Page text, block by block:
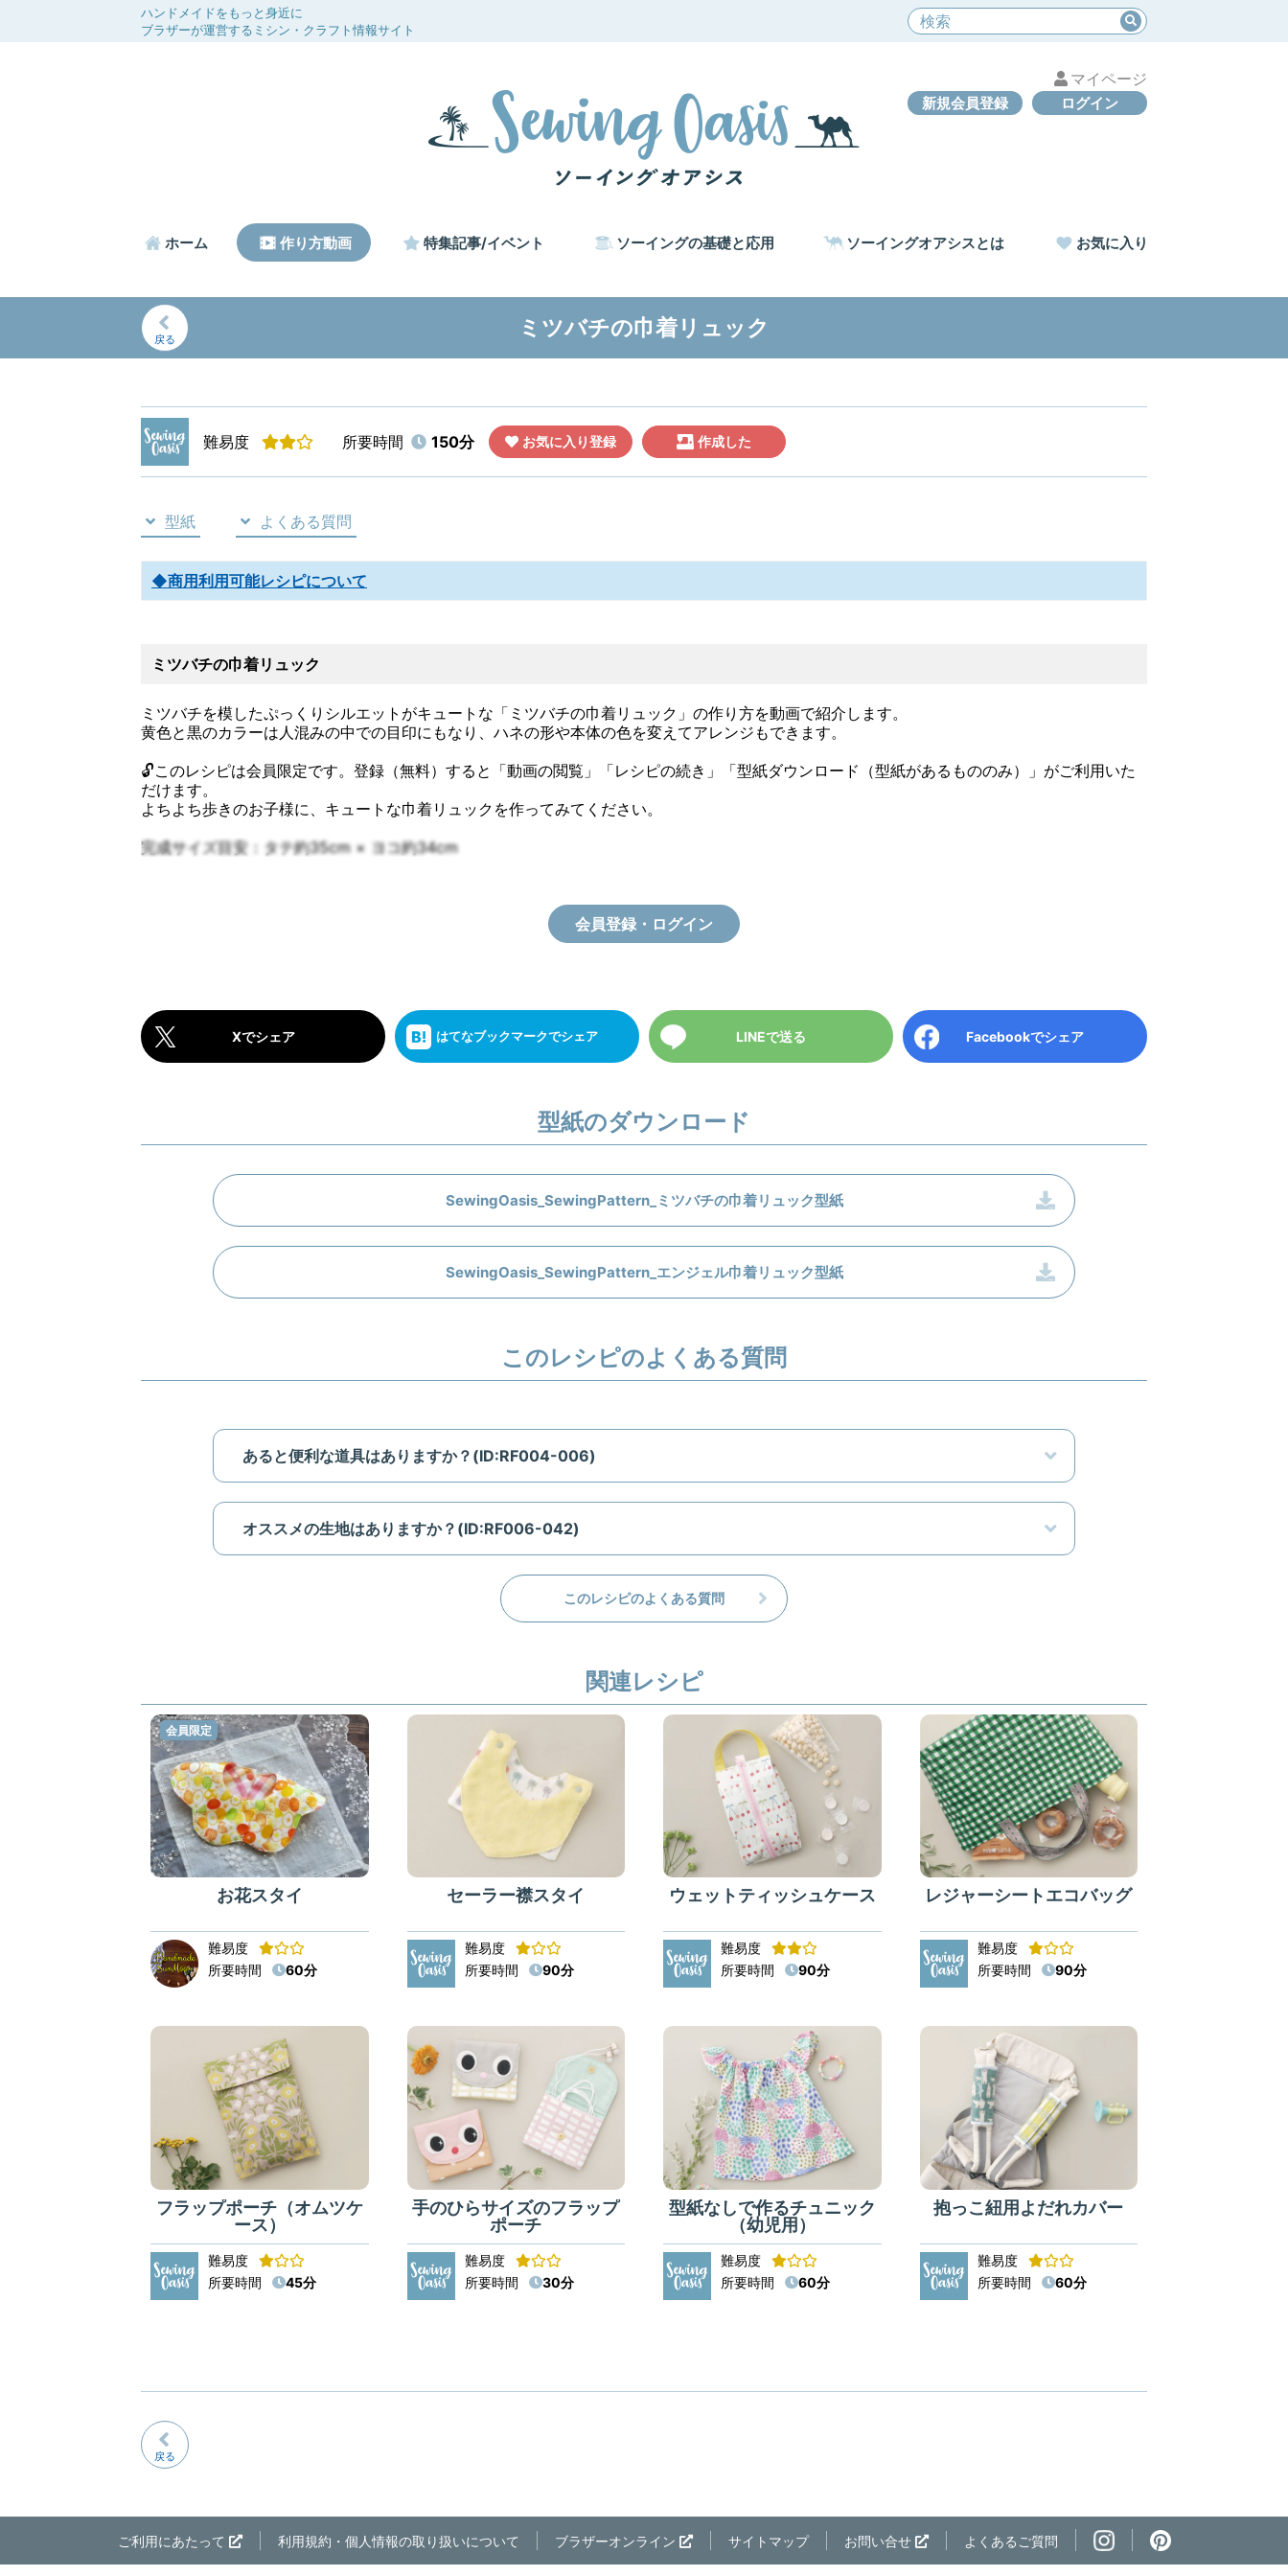
ハンドメイドをもっと身近に
ブラザーが運営するミシン・クラフト情報サイト
マイページ
ログイン
新規会員登録
ホーム 作り方動画 特集記事/イベント ソーイングの基礎と応用 ソーイングオアシスとは お気に入り
戻る ミツバチの巾着リュック
難易度 所要時間 150分 お気に入り登録 作成した
型紙 よくある質問
◆商用利用可能レシピについて
ミツバチの巾着リュック
ミツバチを模したぷっくりシルエットがキュートな「ミツバチの巾着リュック」の作り方を動画で紹介します。
黄色と黒のカラーは人混みの中での目印にもなり、ハネの形や本体の色を変えてアレンジもできます。
🔓このレシピは会員限定です。登録（無料）すると「動画の閲覧」「レシピの続き」「型紙ダウンロード（型紙があるもののみ）」がご利用いた
だけます。
よちよち歩きのお子様に、キュートな巾着リュックを作ってみてください。
完成サイズ目安：タテ約35cm × ヨコ約34cm
会員登録・ログイン
Xでシェア はてなブックマークでシェア LINEで送る Facebookでシェア
型紙のダウンロード
SewingOasis_SewingPattern_ミツバチの巾着リュック型紙
SewingOasis_SewingPattern_エンジェル巾着リュック型紙
このレシピのよくある質問
あると便利な道具はありますか？(ID:RF004-006)
オススメの生地はありますか？(ID:RF006-042)
このレシピのよくある質問
関連レシピ
お花スタイ
会員限定
難易度
所要時間
60分
セーラー襟スタイ
難易度
所要時間
90分
ウェットティッシュケース
難易度
所要時間
90分
レジャーシートエコバッグ
難易度
所要時間
90分
フラップポーチ（オムツケ
ース）
難易度
所要時間
45分
手のひらサイズのフラップ
ポーチ
難易度
所要時間
30分
型紙なしで作るチュニック
（幼児用）
難易度
所要時間
60分
抱っこ紐用よだれカバー
難易度
所要時間
60分
戻る
ご利用にあたって 利用規約・個人情報の取り扱いについて ブラザーオンライン サイトマップ お問い合せ よくあるご質問